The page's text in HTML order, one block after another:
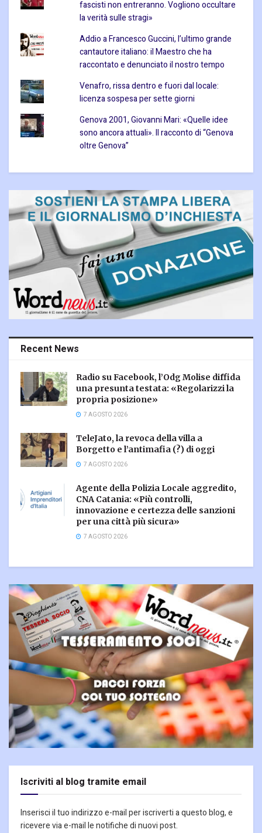
fascisti non entreranno. Vogliono occultare
la verità sulle stragi»
Addio a Francesco Guccini, l’ultimo grande
cantautore italiano: il Maestro che ha
raccontato e denunciato il nostro tempo
Venafro, rissa dentro e fuori dal locale:
licenza sospesa per sette giorni
Genova 2001, Giovanni Mari: «Quelle idee
sono ancora attuali». Il racconto di “Genova
oltre Genova”
Recent News
Radio su Facebook, l’Odg Molise diffida
una presunta testata: «Regolarizzi la
propria posizione»
7 AGOSTO 2026
TeleJato, la revoca della villa a
Borgetto e l’antimafia (?) di oggi
7 AGOSTO 2026
Agente della Polizia Locale aggredito,
CNA Catania: «Più controlli,
innovazione e certezza delle sanzioni
per una città più sicura»
7 AGOSTO 2026
Iscriviti al blog tramite email
Inserisci il tuo indirizzo e-mail per iscriverti a questo blog, e
ricevere via e-mail le notifiche di nuovi post.